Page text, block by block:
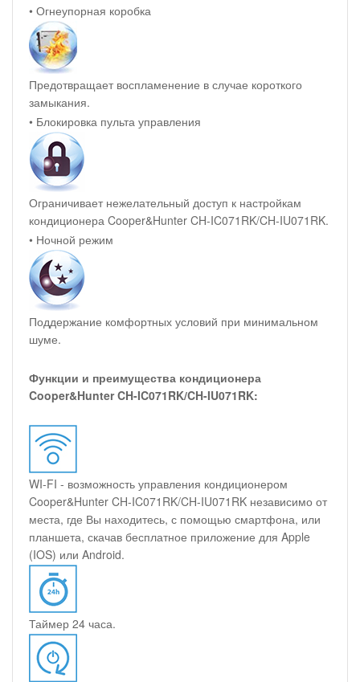
• Огнеупорная коробка
Предотвращает воспламенение в случае короткого
замыкания.
• Блокировка пульта управления
Ограничивает нежелательный доступ к настройкам
кондиционера Cooper&Hunter CH-IC071RK/CH-IU071RK.
• Ночной режим
Поддержание комфортных условий при минимальном
шуме.
Функции и преимущества кондиционера
Cooper&Hunter CH-IC071RK/CH-IU071RK:
WI-FI - возможность управления кондиционером
Cooper&Hunter CH-IC071RK/CH-IU071RK независимо от
места, где Вы находитесь, с помощью смартфона, или
планшета, скачав бесплатное приложение для Apple
(IOS) или Android.
Таймер 24 часа.